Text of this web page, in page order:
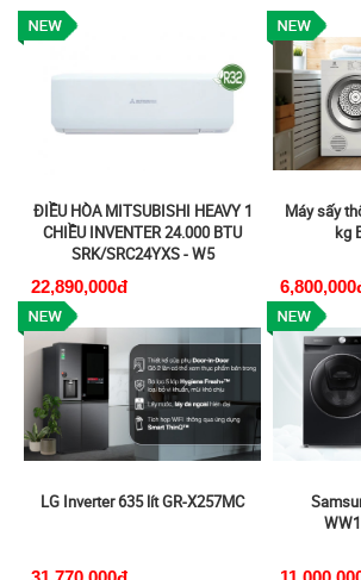
ĐIỀU HÒA MITSUBISHI HEAVY 1
CHIỀU INVENTER 24.000 BTU
SRK/SRC24YXS - W5
22,890,000đ
Máy sấy
kg
LG Inverter 635 lít GR-X257MC